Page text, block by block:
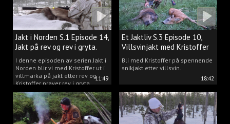
11:49
Jakt i Norden S.1 Episode 14,
Jakt på rev og rev i gryta.
I denne episoden av serien Jakt i
Norden blir vi med Kristoffer ut i
villmarka på jakt etter rev og
Kristoffer prøver rev i gryta.
18:42
Et Jaktliv S.3 Episode 10,
Villsvinjakt med Kristoffer
Bli med Kristoffer på spennende
snikjakt etter villsvin.